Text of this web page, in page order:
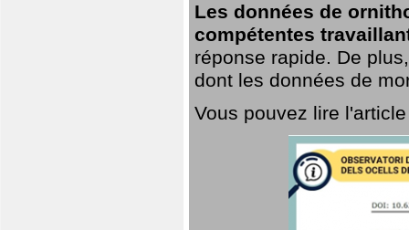
Les données de
compétentes
réponse rapide. De
dont les données de
Vous pouvez lire